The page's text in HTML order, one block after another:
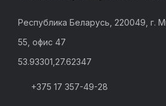
Республика Беларусь, 220049, г.
55, офис 47
53.93301,27.62347
+375 17 357-49-28